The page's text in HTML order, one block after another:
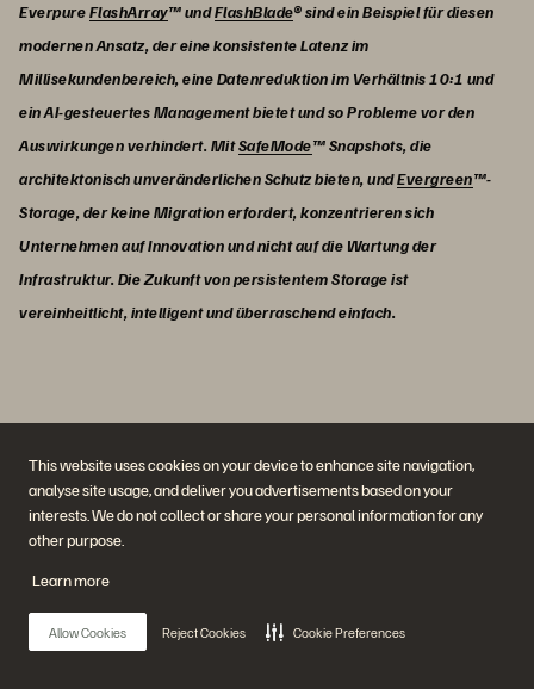
This website uses cookies on your device to enhance site navigation,
analyse site usage, and deliver you advertisements based on your
interests. We do not collect or share your personal information for any
other purpose.
Learn more
Allow Cookies Reject Cookies Cookie Preferences
EverpureFlashArray™ undFlashBlade® sind ein Beispiel für diesen
modernen Ansatz, der eine konsistente Latenz im
Millisekundenbereich, eine Datenreduktion im Verhältnis 10:1 und
ein AI-gesteuertes Management bietet und so Probleme vor den
Auswirkungen verhindert. MitSafeMode™ Snapshots, die
architektonisch unveränderlichen Schutz bieten, undEvergreen™-
Storage, der keine Migration erfordert, konzentrieren sich
Unternehmen auf Innovation und nicht auf die Wartung der
Infrastruktur. Die Zukunft von persistentem Storage ist
vereinheitlicht, intelligent und überraschend einfach.
Wir empfehlen außerdem …
Alle Ressourcen anzeigen
Pure Storage® FlashArray™ //X Datenblatt | Pure
Storage